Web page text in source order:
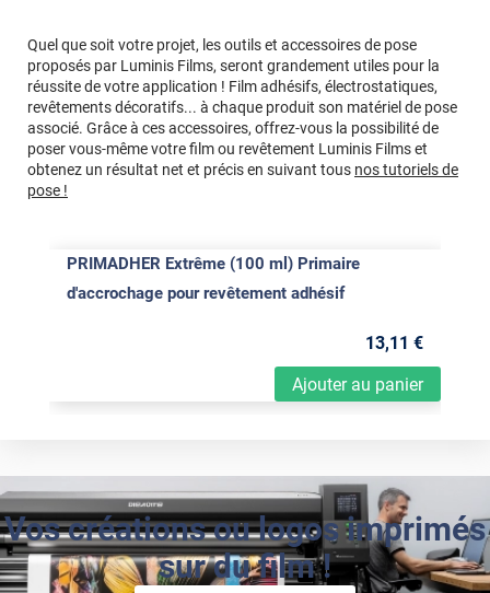
Quel que soit votre projet, les outils et accessoires de pose
proposés par Luminis Films, seront grandement utiles pour la
réussite de votre application ! Film adhésifs, électrostatiques,
revêtements décoratifs... à chaque produit son matériel de pose
associé. Grâce à ces accessoires, offrez-vous la possibilité de
poser vous-même votre film ou revêtement Luminis Films et
obtenez un résultat net et précis en suivant tous nos tutoriels de
pose !
PRIMADHER Extrême (100 ml) Primaire
d'accrochage pour revêtement adhésif
Ajouter au panier
13,11 €
Vos créations ou logos imprimés
sur du film !